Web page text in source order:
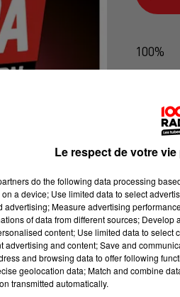
100%
Le respect de votre
do the following data processing
a device; Use limited data to select
advertising; Measure advertising
of data from different sources;
content; Use limited data to select
advertising and content; Save and
and browsing data to offer following
geolocation data; Match and combine
transmitted automatically.